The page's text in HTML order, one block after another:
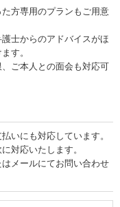
方専用のプランもご用意
士からのアドバイスがほ
す。
ご本人との面会も対応可
いにも対応しています。
対応いたします。
メールにてお問い合わせ